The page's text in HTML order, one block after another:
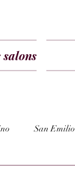
salons
San Emilio